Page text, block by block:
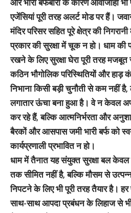
और भारी बर्फबारी के कारण आवाजाही
एजेंसियां पूरी तरह अलर्ट मोड पर हैं।
मंदिर परिसर सहित पूरे क्षेत्र की
प्रकार की सुरक्षा में चूक न हो। धाम की
रखने के लिए सुरक्षा घेरा पूरी तरह मजबूत
कठिन भौगोलिक परिस्थितियों और हाड़
निभाना किसी बड़ी चुनौती से कम नहीं
लगातार ऊंचा बना हुआ है। वे न केवल
कर रहे हैं, बल्कि आत्मनिर्भरता और
बैरकों और आसपास जमी भारी बर्फ को
कार्यप्रणाली प्रभावित न हो।
धाम में तैनात यह संयुक्त सुरक्षा बल
तक सीमित नहीं है, बल्कि मौसम से
निपटने के लिए भी पूरी तरह तैयार है।
साथ-साथ आपदा प्रबंधन के लिहाज से भी